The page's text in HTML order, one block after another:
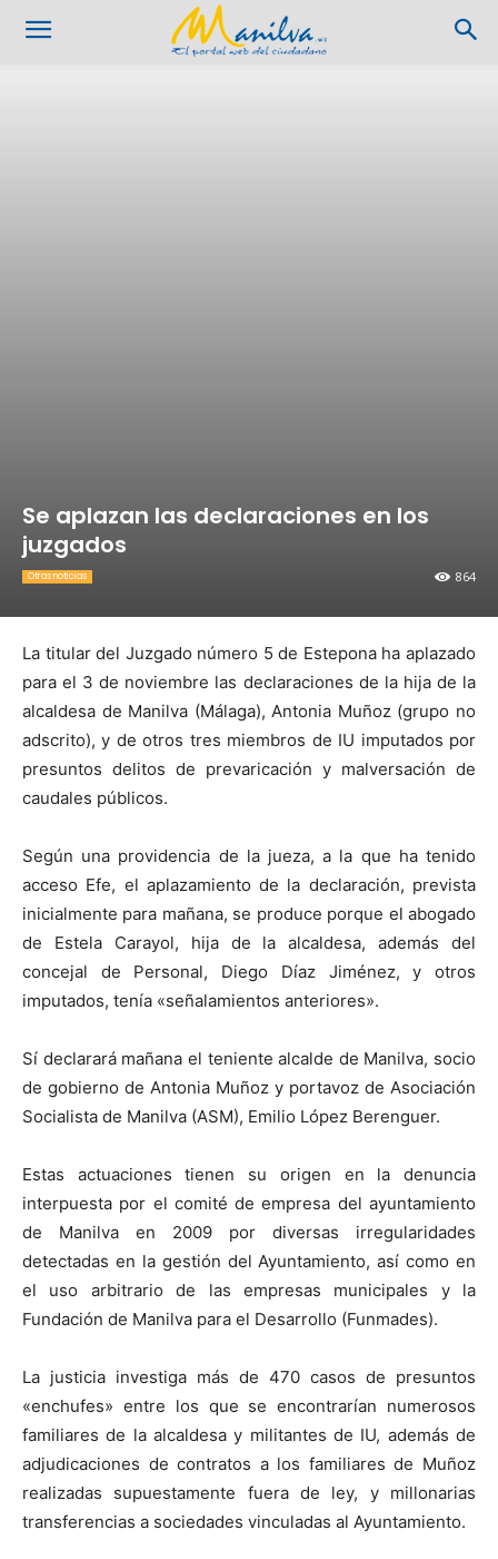
Se aplazan las declaraciones en los
juzgados
864
Otras noticias
La titular del Juzgado número 5 de Estepona ha aplazado
para el 3 de noviembre las declaraciones de la hija de la
alcaldesa de Manilva (Málaga), Antonia Muñoz (grupo no
adscrito), y de otros tres miembros de IU imputados por
presuntos delitos de prevaricación y malversación de
caudales públicos.
Según una providencia de la jueza, a la que ha tenido
acceso Efe, el aplazamiento de la declaración, prevista
inicialmente para mañana, se produce porque el abogado
de Estela Carayol, hija de la alcaldesa, además del
concejal de Personal, Diego Díaz Jiménez, y otros
imputados, tenía «señalamientos anteriores».
Sí declarará mañana el teniente alcalde de Manilva, socio
de gobierno de Antonia Muñoz y portavoz de Asociación
Socialista de Manilva (ASM), Emilio López Berenguer.
Estas actuaciones tienen su origen en la denuncia
interpuesta por el comité de empresa del ayuntamiento
de Manilva en 2009 por diversas irregularidades
detectadas en la gestión del Ayuntamiento, así como en
el uso arbitrario de las empresas municipales y la
Fundación de Manilva para el Desarrollo (Funmades).
La justicia investiga más de 470 casos de presuntos
«enchufes» entre los que se encontrarían numerosos
familiares de la alcaldesa y militantes de IU, además de
adjudicaciones de contratos a los familiares de Muñoz
realizadas supuestamente fuera de ley, y millonarias
transferencias a sociedades vinculadas al Ayuntamiento.